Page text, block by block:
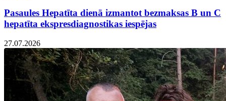
Pasaules Hepatīta dienā izmantot bezmaksas B un C
hepatīta ekspresdiagnostikas iespējas
27.07.2026